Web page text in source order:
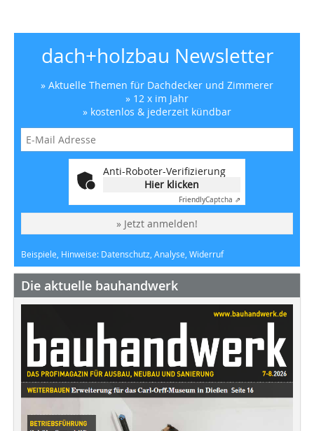
dach+holzbau Newsletter
» Aktuelle Themen für Dachdecker und Zimmerer
» 12 x im Jahr
» kostenlos & jederzeit kündbar
Anti-Roboter-Verifizierung
Hier klicken
FriendlyCaptcha ⇗
» Jetzt anmelden!
Beispiele, Hinweise: Datenschutz, Analyse, Widerruf
Die aktuelle bauhandwerk